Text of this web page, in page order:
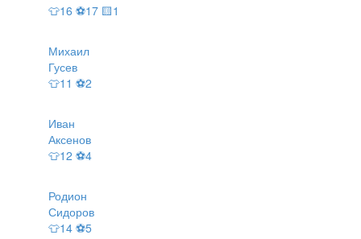
👕16 ⚽17 🟨1
Михаил
Гусев
👕11 ⚽2
Иван
Аксенов
👕12 ⚽4
Родион
Сидоров
👕14 ⚽5